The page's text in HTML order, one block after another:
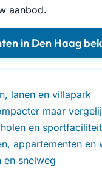
aanbod.
in Den Haag
lanen en villapark
maar
en
appartementen en
en snelweg